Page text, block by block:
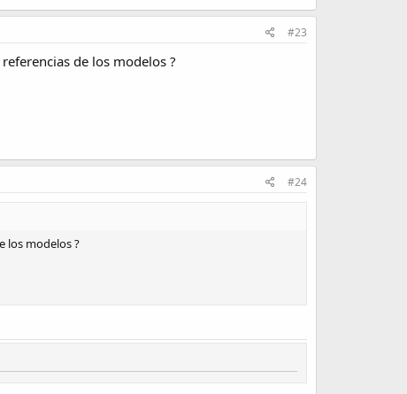
#23
de los modelos ?
#24
los modelos ?